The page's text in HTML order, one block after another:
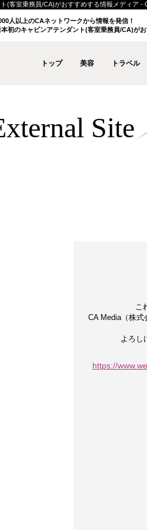
(客室乗務員/CA)がおすすめする情報メディア -
人以上のCAネットワークから情報を発信！
本初のキャビンアテンダント(客室乗務員/CA)が
トップ 美容 トラベル
Site
こ
CA Media（株
よろし
https://